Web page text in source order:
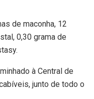
de maconha, 12
0,30 grama de
à Central de
junto de todo o